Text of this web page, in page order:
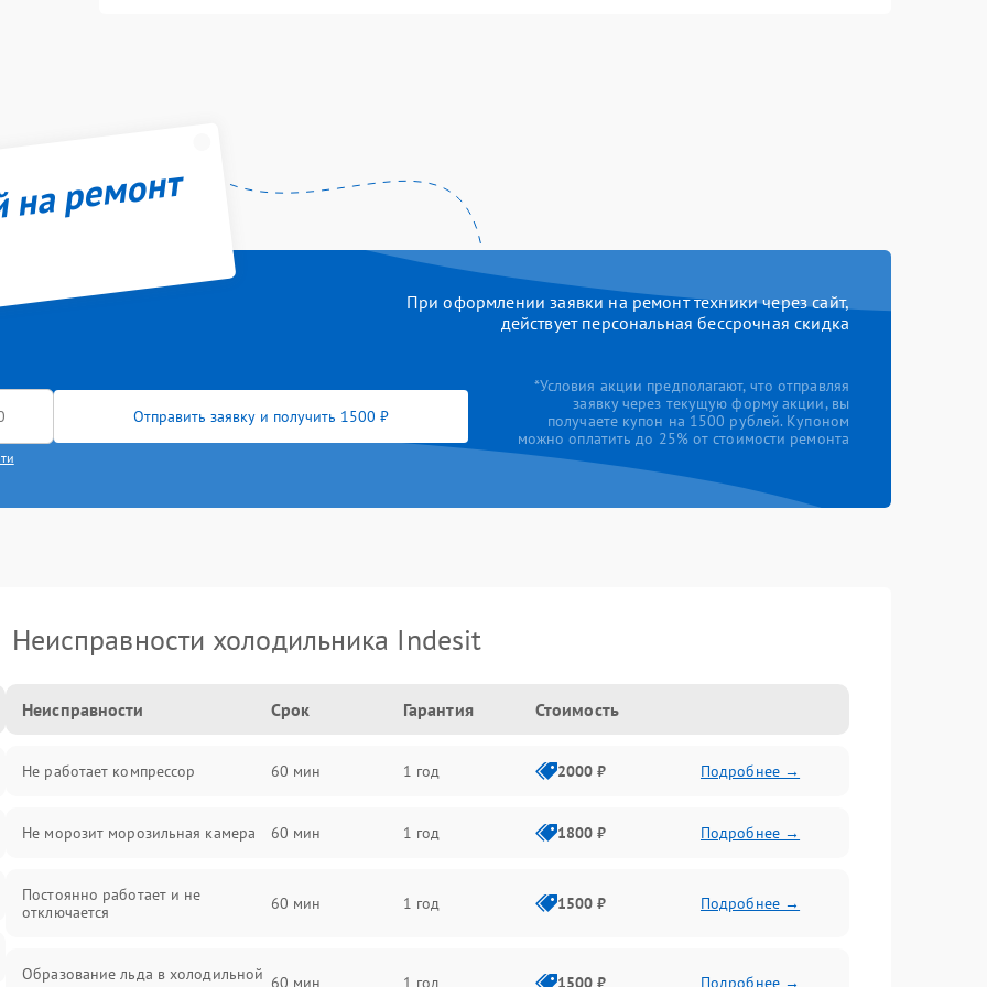
ремонт
При оформлении заявки на ремонт техники через сайт,
действует персональная бессрочная скидка
Отправить заявку и получить 1500 ₽
*Условия акции предполагают, что отправляя
заявку через текущую форму акции, вы
получаете купон на 1500 рублей. Купоном
можно оплатить до 25% от стоимости ремонта
Неисправности холодильника Indesit
Неисправности Срок Гарантия Стоимость
Не работает компрессор 60 мин 1 год 2000 ₽ Подробнее →
Не морозит морозильная камера 60 мин 1 год 1800 ₽ Подробнее →
Постоянно работает и не
отключается
60 мин 1 год 1500 ₽ Подробнее →
Образование льда в холодильной 60 мин 1 год 1500 ₽ Подробнее →